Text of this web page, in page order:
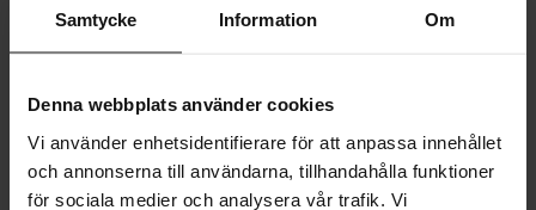
Samtycke Information Om
Denna webbplats använder cookies
Vi använder enhetsidentifierare för att anpassa innehållet
och annonserna till användarna, tillhandahålla funktioner
för sociala medier och analysera vår trafik. Vi
Relaterade produkter